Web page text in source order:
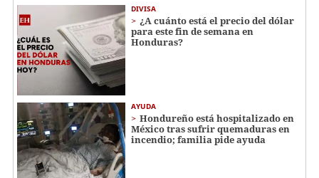
DIVISA
¿A cuánto está el precio del dólar
para este fin de semana en
Honduras?
AYUDA
Hondureño está hospitalizado en
México tras sufrir quemaduras en
incendio; familia pide ayuda